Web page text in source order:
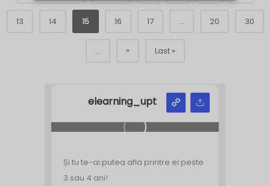
13 14 15 16 17 ... 20 30
... » Last »
elearning_upt
Și tu te-ai putea afla printre ei peste
3 sau 4 ani!